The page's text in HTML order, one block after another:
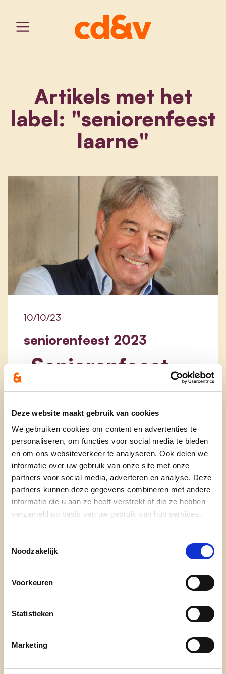
Deze website maakt gebruik van cookies
We gebruiken cookies om content en advertenties te
personaliseren, om functies voor social media te bieden
en om ons websiteverkeer te analyseren. Ook delen we
informatie over uw gebruik van onze site met onze
partners voor social media, adverteren en analyse. Deze
partners kunnen deze gegevens combineren met andere
informatie die u aan ze heeft verstrekt of die ze hebben
verzameld op basis van uw gebruik van hun services.
Noodzakelijk
Voorkeuren
Statistieken
Marketing
Artikels met het
label: "seniorenfeest
laarne"
seniorenfeest 2023
10/10/23
Seniorenfeest
Ben je 60+ en woon je in Laarne?
agenda en schrijf je nu in voor het
Seniorenfeest met Gary Hagger,
Miriam De Meyer en Peter Mitchel.
lees meer
SENIOREN LAARNE SENIORENFEEST LAARNE
Ontdek
waarom cd&v